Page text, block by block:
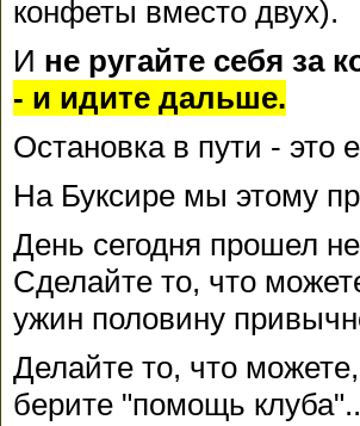
конфеты вместо двух).
И не ругайте себя за
- и идите дальше.
Остановка в пути - это
На Буксире мы этому
День сегодня прошел
Сделайте то, что
ужин половину
Делайте то, что
берите "помощь